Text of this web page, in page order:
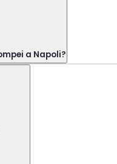
a Napoli?